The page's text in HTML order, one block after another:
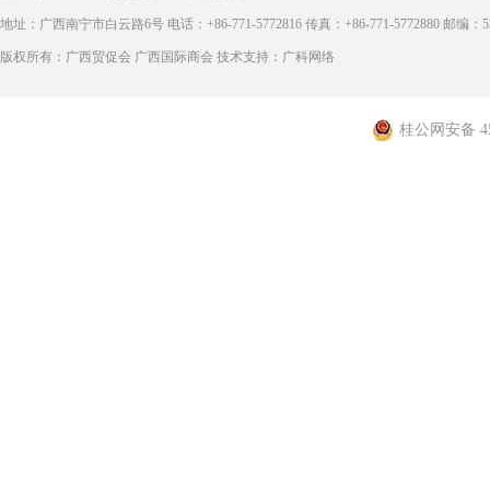
地址：广西南宁市白云路6号 电话：+86-771-5772816 传真：+86-771-5772880 邮编：
版权所有：广西贸促会 广西国际商会 技术支持：广科网络
桂公网安备